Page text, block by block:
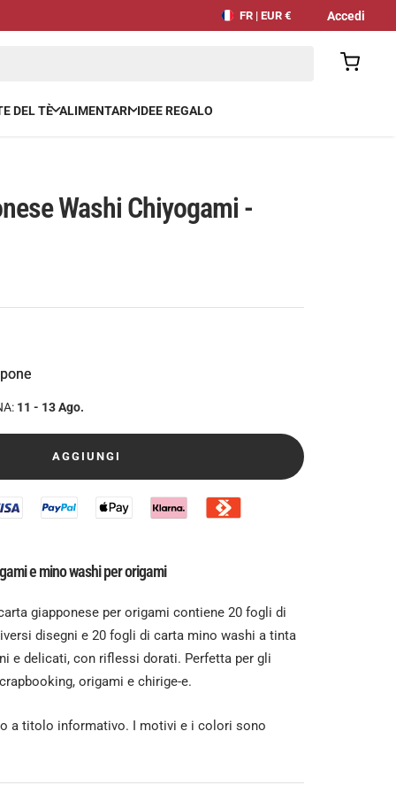
Accedi
FR | EUR €
DEL TÈ ALIMENTARI IDEE REGALO
Washi Chiyogami -
11 - 13 Ago.
AGGIUNGI
e mino washi per origami
giapponese per origami contiene 20 fogli di
disegni e 20 fogli di carta mino washi a tinta
e delicati, con riflessi dorati. Perfetta per gli
origami e chirige-e.
a titolo informativo. I motivi e i colori sono